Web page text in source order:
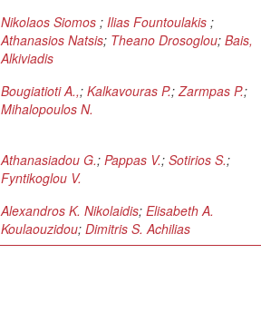
Nikolaos Siomos;Ilias Fountoulakis;
Athanasios Natsis; Theano Drosoglou;Bais,
Alkiviadis
Bougiatioti A.,;Kalkavouras P.;Zarmpas P.;
Mihalopoulos N.
Athanasiadou G.;Pappas V.;Sotirios S.;
Fyntikoglou V.
Alexandros K. Nikolaidis;Elisabeth A.
Koulaouzidou;Dimitris S. Achilias